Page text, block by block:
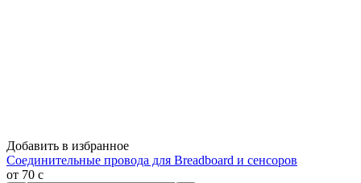
Добавить в избранное
Соединительные провода для Breadboard и сенсоров
от 70 c